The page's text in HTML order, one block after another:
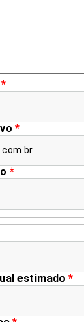
*
*
*
estimado *